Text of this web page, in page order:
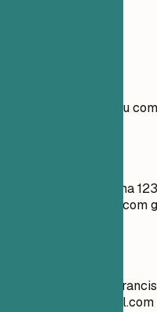
Vedi esempi chiari su
Mario Rossi Via Roma
supermario@yahoo.com
Giulia Bianchi San
giulia.bianchi@email.com